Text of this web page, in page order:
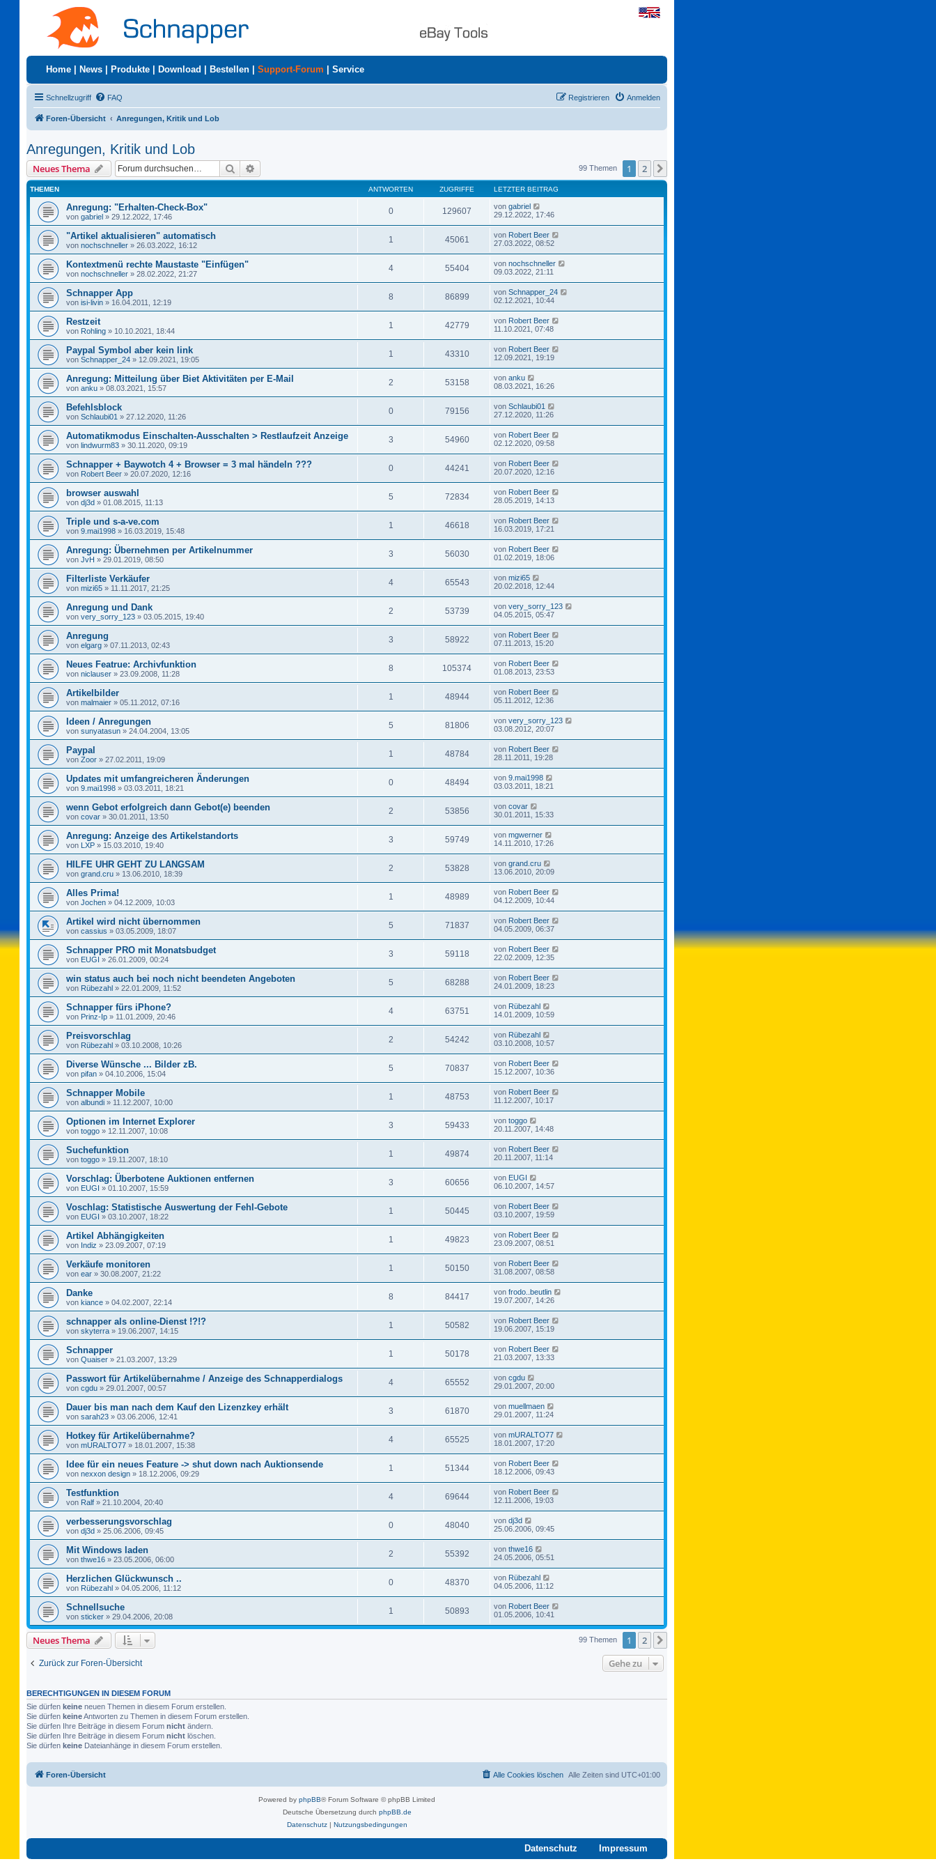
Home News Produkte Download Bestellen Support-Forum Service
Schnellzugriff FAQ Anmelden
Registrieren
Foren-Übersicht Anregungen, Kritik und Lob
Anregungen, Kritik und Lob
Neues Thema Suche 99 Themen 1 2
THEMEN ANTWORTEN ZUGRIFFE LETZTER BEITRAG
Anregung: "Erhalten-Check-Box"
von gabriel » 29.12.2022, 17:46
0 129607 von gabriel
29.12.2022, 17:46
"Artikel aktualisieren" automatisch
von nochschneller » 26.03.2022, 16:12
1 45061 von Robert Beer
27.03.2022, 08:52
Kontextmenü rechte Maustaste "Einfügen"
von nochschneller » 28.02.2022, 21:27
4 55404 von nochschneller
09.03.2022, 21:11
Schnapper App
von isi-livin » 16.04.2011, 12:19
8 86899 von Schnapper_24
02.12.2021, 10:44
Restzeit
von Rohling » 10.10.2021, 18:44
1 42779 von Robert Beer
11.10.2021, 07:48
Paypal Symbol aber kein link
von Schnapper_24 » 12.09.2021, 19:05
1 43310 von Robert Beer
12.09.2021, 19:19
Anregung: Mitteilung über Biet Aktivitäten per E-Mail
von anku » 08.03.2021, 15:57
2 53158 von anku
08.03.2021, 16:26
Befehlsblock
von Schlaubi01 » 27.12.2020, 11:26
0 79156 von Schlaubi01
27.12.2020, 11:26
Automatikmodus Einschalten-Ausschalten > Restlaufzeit Anzeige
von lindwurm83 » 30.11.2020, 09:19
3 54960 von Robert Beer
02.12.2020, 09:58
Schnapper + Baywotch 4 + Browser = 3 mal händeln ???
von Robert Beer » 20.07.2020, 12:16
0 44241 von Robert Beer
20.07.2020, 12:16
browser auswahl
von dj3d » 01.08.2015, 11:13
5 72834 von Robert Beer
28.05.2019, 14:13
Triple und s-a-ve.com
von 9.mai1998 » 16.03.2019, 15:48
1 46618 von Robert Beer
16.03.2019, 17:21
Anregung: Übernehmen per Artikelnummer
von JvH » 29.01.2019, 08:50
3 56030 von Robert Beer
01.02.2019, 18:06
Filterliste Verkäufer
von mizi65 » 11.11.2017, 21:25
4 65543 von mizi65
20.02.2018, 12:44
Anregung und Dank
von very_sorry_123 » 03.05.2015, 19:40
2 53739 von very_sorry_123
04.05.2015, 05:47
Anregung
von elgarg » 07.11.2013, 02:43
3 58922 von Robert Beer
07.11.2013, 15:20
Neues Featrue: Archivfunktion
von niclauser » 23.09.2008, 11:28
8 105374 von Robert Beer
01.08.2013, 23:53
Artikelbilder
von malmaier » 05.11.2012, 07:16
1 48944 von Robert Beer
05.11.2012, 12:36
Ideen / Anregungen
von sunyatasun » 24.04.2004, 13:05
5 81806 von very_sorry_123
03.08.2012, 20:07
Paypal
von Zoor » 27.02.2011, 19:09
1 48784 von Robert Beer
28.11.2011, 19:28
Updates mit umfangreicheren Änderungen
von 9.mai1998 » 03.03.2011, 18:21
0 48494 von 9.mai1998
03.03.2011, 18:21
wenn Gebot erfolgreich dann Gebot(e) beenden
von covar » 30.01.2011, 13:50
2 53856 von covar
30.01.2011, 15:33
Anregung: Anzeige des Artikelstandorts
von LXP » 15.03.2010, 19:40
3 59749 von mgwerner
14.11.2010, 17:26
HILFE UHR GEHT ZU LANGSAM
von grand.cru » 13.06.2010, 18:39
2 53828 von grand.cru
13.06.2010, 20:09
Alles Prima!
von Jochen » 04.12.2009, 10:03
1 48989 von Robert Beer
04.12.2009, 10:44
Artikel wird nicht übernommen
von cassius » 03.05.2009, 18:07
5 71837 von Robert Beer
04.05.2009, 06:37
Schnapper PRO mit Monatsbudget
von EUGI » 26.01.2009, 00:24
3 59118 von Robert Beer
22.02.2009, 12:35
win status auch bei noch nicht beendeten Angeboten
von Rübezahl » 22.01.2009, 11:52
5 68288 von Robert Beer
24.01.2009, 18:23
Schnapper fürs iPhone?
von Prinz-Ip » 11.01.2009, 20:46
4 63751 von Rübezahl
14.01.2009, 10:59
Preisvorschlag
von Rübezahl » 03.10.2008, 10:26
2 54242 von Rübezahl
03.10.2008, 10:57
Diverse Wünsche ... Bilder zB.
von pifan » 04.10.2006, 15:04
5 70837 von Robert Beer
15.12.2007, 10:36
Schnapper Mobile
von albundi » 11.12.2007, 10:00
1 48753 von Robert Beer
11.12.2007, 10:17
Optionen im Internet Explorer
von toggo » 12.11.2007, 10:08
3 59433 von toggo
20.11.2007, 14:48
Suchefunktion
von toggo » 19.11.2007, 18:10
1 49874 von Robert Beer
20.11.2007, 11:14
Vorschlag: Überbotene Auktionen entfernen
von EUGI » 01.10.2007, 15:59
3 60656 von EUGI
06.10.2007, 14:57
Voschlag: Statistische Auswertung der Fehl-Gebote
von EUGI » 03.10.2007, 18:22
1 50445 von Robert Beer
03.10.2007, 19:59
Artikel Abhängigkeiten
von Indiz » 23.09.2007, 07:19
1 49823 von Robert Beer
23.09.2007, 08:51
Verkäufe monitoren
von ear » 30.08.2007, 21:22
1 50150 von Robert Beer
31.08.2007, 08:58
Danke
von kiance » 04.02.2007, 22:14
8 84417 von frodo..beutlin
19.07.2007, 14:26
schnapper als online-Dienst !?!?
von skyterra » 19.06.2007, 14:15
1 50582 von Robert Beer
19.06.2007, 15:19
Schnapper
von Quaiser » 21.03.2007, 13:29
1 50178 von Robert Beer
21.03.2007, 13:33
Passwort für Artikelübernahme / Anzeige des Schnapperdialogs
von cgdu » 29.01.2007, 00:57
4 65552 von cgdu
29.01.2007, 20:00
Dauer bis man nach dem Kauf den Lizenzkey erhält
von sarah23 » 03.06.2006, 12:41
3 61870 von muellmaen
29.01.2007, 11:24
Hotkey für Artikelübernahme?
von mURALTO77 » 18.01.2007, 15:38
4 65525 von mURALTO77
18.01.2007, 17:20
Idee für ein neues Feature -> shut down nach Auktionsende
von nexxon design » 18.12.2006, 09:29
1 51344 von Robert Beer
18.12.2006, 09:43
Testfunktion
von Ralf » 21.10.2004, 20:40
4 69644 von Robert Beer
12.11.2006, 19:03
verbesserungsvorschlag
von dj3d » 25.06.2006, 09:45
0 48040 von dj3d
25.06.2006, 09:45
Mit Windows laden
von thwe16 » 23.05.2006, 06:00
2 55392 von thwe16
24.05.2006, 05:51
Herzlichen Glückwunsch ..
von Rübezahl » 04.05.2006, 11:12
0 48370 von Rübezahl
04.05.2006, 11:12
Schnellsuche
von sticker » 29.04.2006, 20:08
1 50893 von Robert Beer
01.05.2006, 10:41
Neues Thema 99 Themen 1 2
Zurück zur Foren-Übersicht Gehe zu
BERECHTIGUNGEN IN DIESEM FORUM
Sie dürfen keine neuen Themen in diesem Forum erstellen.
Sie dürfen keineAntworten zu Themen in diesem Forum erstellen.
Sie dürfen Ihre Beiträge in diesem Forum nicht ändern.
Sie dürfen Ihre Beiträge in diesem Forum nicht löschen.
Sie dürfen keine Dateianhänge in diesem Forum erstellen.
Foren-Übersicht Alle Zeiten sind UTC+01:00
Alle Cookies löschen
Powered by phpBB® Forum Software © phpBB Limited
Deutsche Übersetzung durch phpBB.de
Datenschutz| Nutzungsbedingungen
Datenschutz Impressum